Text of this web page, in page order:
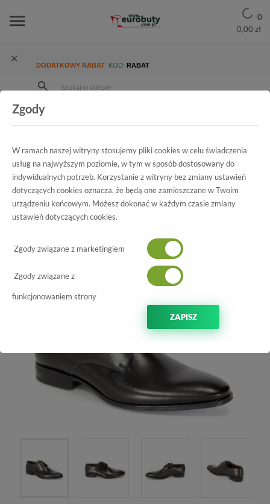
0
0,00 zł
DODATKOWY RABAT KOD: RABAT
Męskie
Półbuty Półbuty Nord 4972B999I Czarny
Wszystkie produkty
Półbuty Nord
Zgody
W ramach naszej witryny stosujemy pliki cookies w celu świadczenia
usług na najwyższym poziomie, w tym w sposób dostosowany do
indywidualnych potrzeb. Korzystanie z witryny bez zmiany ustawień
dotyczących cookies oznacza, że będą one zamieszczane w Twoim
urządzeniu końcowym. Możesz dokonać w każdym czasie zmiany
ustawień dotyczących cookies.
Zgody związane z marketingiem
Zgody związane z
funkcjonowaniem strony
ZAPISZ